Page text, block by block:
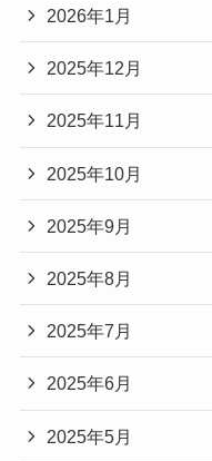
2026年1月
2025年12月
2025年11月
2025年10月
2025年9月
2025年8月
2025年7月
2025年6月
2025年5月